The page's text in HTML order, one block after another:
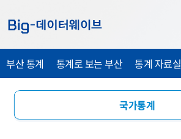
가
가
가
부산 통계 통계로 보는 부산 통계 자료실
국가통계